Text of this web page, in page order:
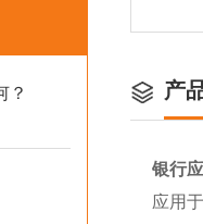
？ 产
银行
应用